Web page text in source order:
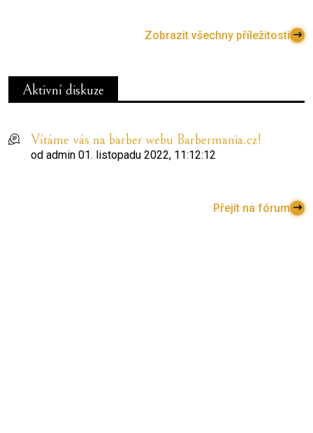
Zobrazit všechny příležitosti
Aktivní diskuze
Vítáme vás na barber webu Barbermania.cz!
od admin 01. listopadu 2022, 11:12:12
Přejít na fórum